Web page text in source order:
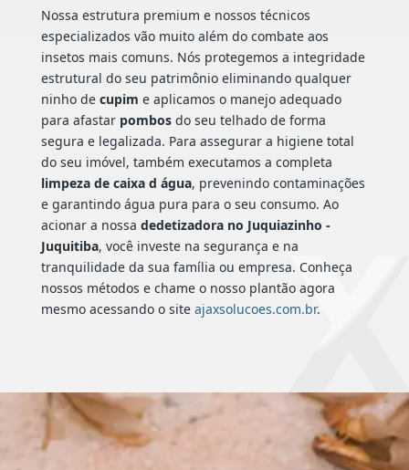
Nossa estrutura premium e nossos técnicos
especializados vão muito além do combate aos
insetos mais comuns. Nós protegemos a integridade
estrutural do seu patrimônio eliminando qualquer
ninho de cupim e aplicamos o manejo adequado
para afastar pombosdo seu telhado de forma
segura e legalizada. Para assegurar a higiene total
do seu imóvel, também executamos a completa
limpeza de caixa d água, prevenindo contaminações
e garantindo água pura para o seu consumo. Ao
acionar a nossa dedetizadora no Juquiazinho -
Juquitiba, você investe na segurança e na
tranquilidade da sua família ou empresa. Conheça
nossos métodos e chame o nosso plantão agora
mesmo acessando o site ajaxsolucoes.com.br.